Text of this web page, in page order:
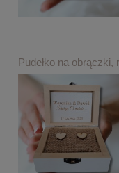
Pudełko na